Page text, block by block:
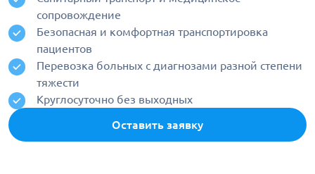
сопровождение
Безопасная и комфортная транспортировка
пациентов
Перевозка больных с диагнозами разной степени
тяжести
Круглосуточно без выходных
Оставить заявку